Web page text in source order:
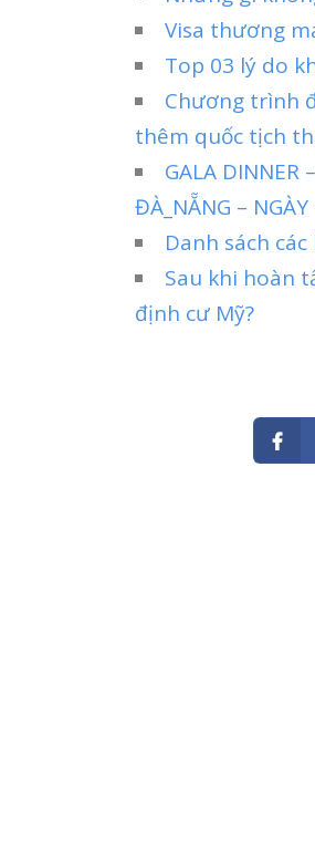
Visa thương
Top 03 lý do
Chương trình
thêm quốc tịch
GALA DINNER
ĐÀ_NẴNG –
Danh sách
Sau khi hoàn
định cư Mỹ?